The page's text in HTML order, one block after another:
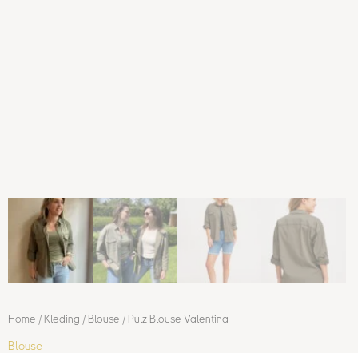
Home / Kleding / Blouse / Pulz Blouse Valentina
Blouse